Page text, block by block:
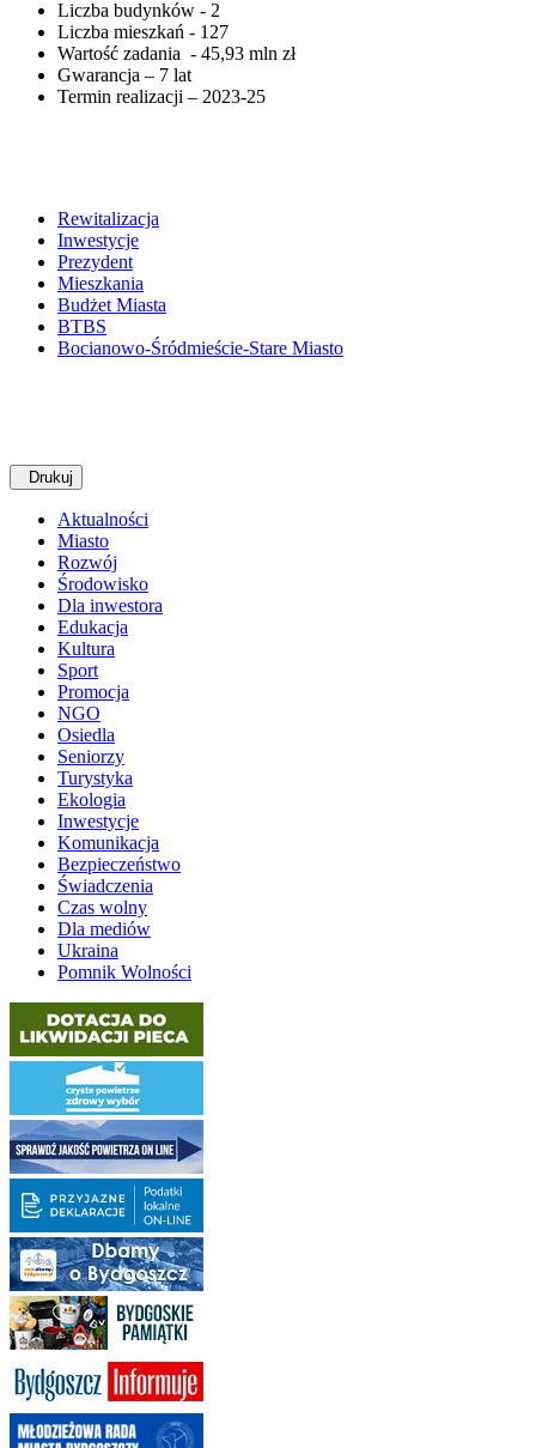
Liczba budynków - 2
Liczba mieszkań - 127
Wartość zadania - 45,93 mln zł
Gwarancja – 7 lat
Termin realizacji – 2023-25
Rewitalizacja
Inwestycje
Prezydent
Mieszkania
Budżet Miasta
BTBS
Bocianowo-Śródmieście-Stare Miasto
Drukuj
Aktualności
Miasto
Rozwój
Środowisko
Dla inwestora
Edukacja
Kultura
Sport
Promocja
NGO
Osiedla
Seniorzy
Turystyka
Ekologia
Inwestycje
Komunikacja
Bezpieczeństwo
Świadczenia
Czas wolny
Dla mediów
Ukraina
Pomnik Wolności